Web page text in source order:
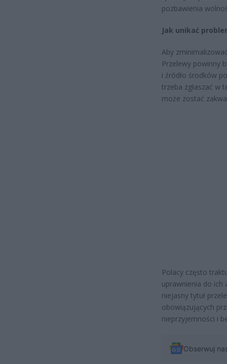
pozbawienia
Jak unikać
Aby
Przelewy powinny
i źródło środków
trzeba zgłaszać w
może zostać
Polacy często
uprawnienia do ich
niejasny tytuł
obowiązujących
nieprzyjemności i
Obserwuj